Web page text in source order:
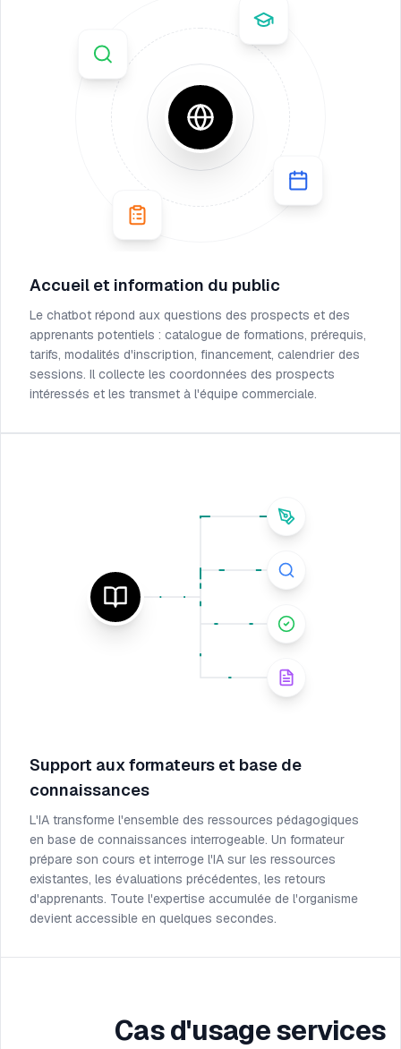
Accueil et information du public
Le chatbot répond aux questions des prospects et des
apprenants potentiels : catalogue de formations, prérequis,
tarifs, modalités d'inscription, financement, calendrier des
sessions. Il collecte les coordonnées des prospects
intéressés et les transmet à l'équipe commerciale.
Support aux formateurs et base de
connaissances
L'IA transforme l'ensemble des ressources pédagogiques
en base de connaissances interrogeable. Un formateur
prépare son cours et interroge l'IA sur les ressources
existantes, les évaluations précédentes, les retours
d'apprenants. Toute l'expertise accumulée de l'organisme
devient accessible en quelques secondes.
Cas d'usage services